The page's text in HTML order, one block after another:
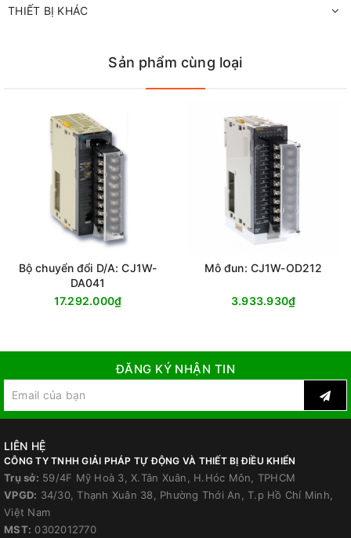
THIẾT BỊ KHÁC
Sản phẩm cùng loại
Bộ chuyển đổi D/A: CJ1W-
DA041
17.292.000₫
Mô đun: CJ1W-OD212
3.933.930₫
ĐĂNG KÝ NHẬN TIN
LIÊN HỆ
CÔNG TY TNHH GIẢI PHÁP TỰ ĐỘNG VÀ THIẾT BỊ ĐIỀU KHIỂN
Trụ sở: 59/4F Mỹ Hoà 3, X.Tân Xuân, H.Hóc Môn, TPHCM
VPGD: 34/30, Thạnh Xuân 38, Phường Thới An, T.p Hồ Chí Minh,
Việt Nam
MST: 0302012770